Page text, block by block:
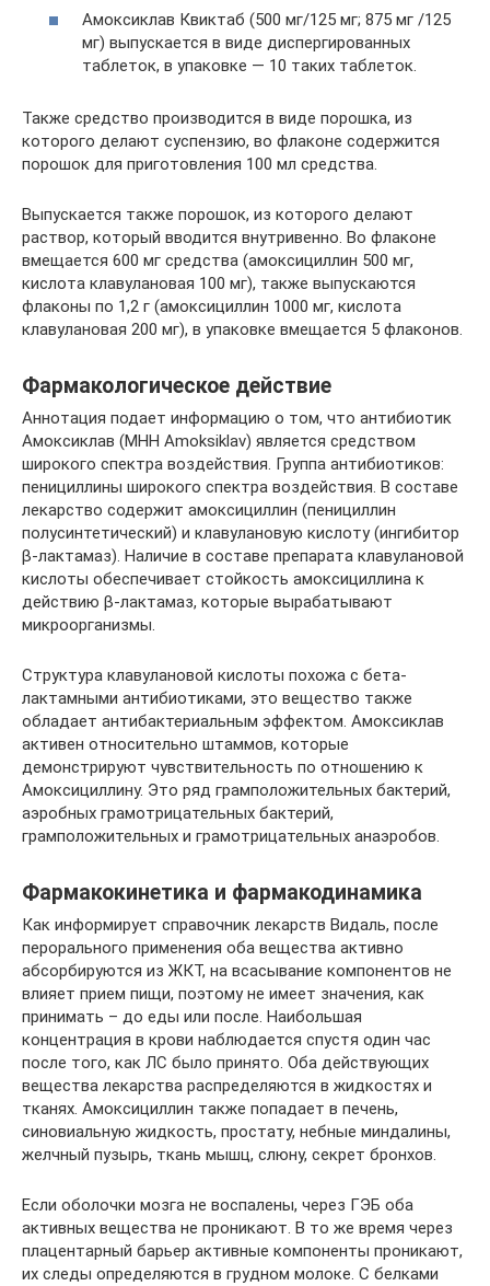
Амоксиклав Квиктаб (500 мг/125 мг; 875 мг /125
мг) выпускается в виде диспергированных
таблеток, в упаковке — 10 таких таблеток.
Также средство производится в виде порошка, из
которого делают суспензию, во флаконе содержится
порошок для приготовления 100 мл средства.
Выпускается также порошок, из которого делают
раствор, который вводится внутривенно. Во флаконе
вмещается 600 мг средства (амоксициллин 500 мг,
кислота клавулановая 100 мг), также выпускаются
флаконы по 1,2 г (амоксициллин 1000 мг, кислота
клавулановая 200 мг), в упаковке вмещается 5 флаконов.
Фармакологическое действие
Аннотация подает информацию о том, что антибиотик
Амоксиклав (МНН Amoksiklav) является средством
широкого спектра воздействия. Группа антибиотиков:
пенициллины широкого спектра воздействия. В составе
лекарство содержит амоксициллин (пенициллин
полусинтетический) и клавулановую кислоту (ингибитор
β-лактамаз). Наличие в составе препарата клавулановой
кислоты обеспечивает стойкость амоксициллина к
действию β-лактамаз, которые вырабатывают
микроорганизмы.
Структура клавулановой кислоты похожа с бета-
лактамными антибиотиками, это вещество также
обладает антибактериальным эффектом. Амоксиклав
активен относительно штаммов, которые
демонстрируют чувствительность по отношению к
Амоксициллину. Это ряд грамположительных бактерий,
аэробных грамотрицательных бактерий,
грамположительных и грамотрицательных анаэробов.
Фармакокинетика и фармакодинамика
Как информирует справочник лекарств Видаль, после
перорального применения оба вещества активно
абсорбируются из ЖКТ, на всасывание компонентов не
влияет прием пищи, поэтому не имеет значения, как
принимать – до еды или после. Наибольшая
концентрация в крови наблюдается спустя один час
после того, как ЛС было принято. Оба действующих
вещества лекарства распределяются в жидкостях и
тканях. Амоксициллин также попадает в печень,
синовиальную жидкость, простату, небные миндалины,
желчный пузырь, ткань мышц, слюну, секрет бронхов.
Если оболочки мозга не воспалены, через ГЭБ оба
активных вещества не проникают. В то же время через
плацентарный барьер активные компоненты проникают,
их следы определяются в грудном молоке. С белками